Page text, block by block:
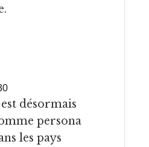
persona
les pays